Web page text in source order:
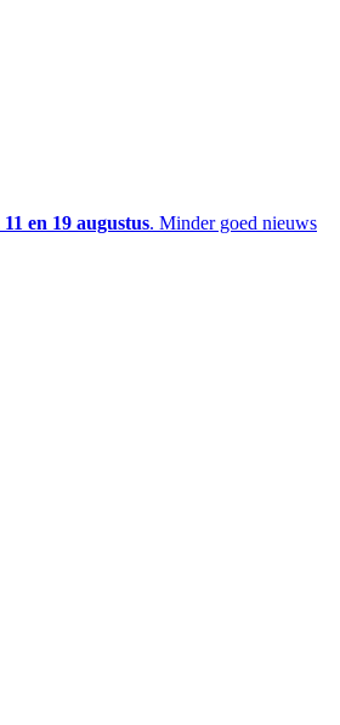
11 en 19 augustus. Minder goed nieuws